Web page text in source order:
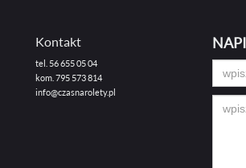
Kontakt
tel. 56 655 05 04
kom. 795 573 814
info@czasnarolety.pl